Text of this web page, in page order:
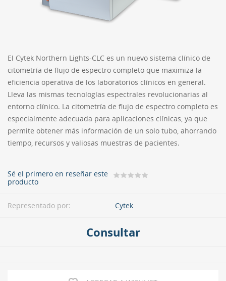
El Cytek Northern Lights-CLC es un nuevo sistema clínico de
citometría de flujo de espectro completo que maximiza la
eficiencia operativa de los laboratorios clínicos en general.
Lleva las mismas tecnologías espectrales revolucionarias al
entorno clínico. La citometría de flujo de espectro completo es
especialmente adecuada para aplicaciones clínicas, ya que
permite obtener más información de un solo tubo, ahorrando
tiempo, recursos y valiosas muestras de pacientes.
Sé el primero en reseñar este
producto
Representado por: Cytek
Consultar